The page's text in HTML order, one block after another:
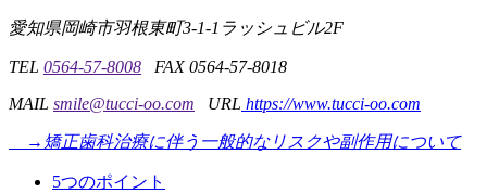
愛知県岡崎市羽根東町3-1-1 ラッシュビル2F
TEL 0564-57-8008
FAX 0564-57-8018
MAIL smile@tucci-oo.com URL https://www.tucci-oo.com
→矯正歯科治療に伴う一般的なリスクや副作用について
5つのポイント